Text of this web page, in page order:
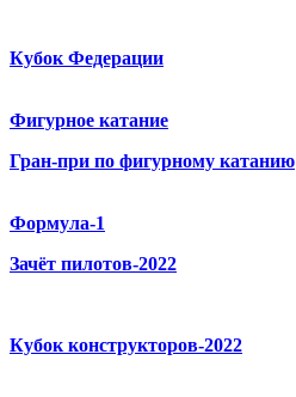
Кубок Федерации
Фигурное катание
Гран-при по фигурному катанию
Формула-1
Зачёт пилотов-2022
Кубок конструкторов-2022